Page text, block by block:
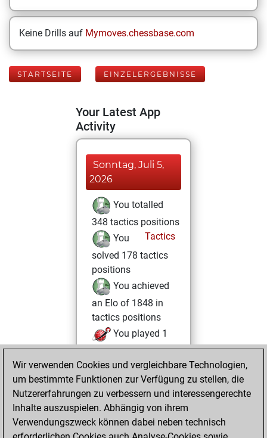
Keine Drills auf Mymoves.chessbase.com
STARTSEITE EINZELERGEBNISSE
Your Latest App
Activity
Sonntag, Juli 5,
2026
You totalled
348 tactics positions
Tactics
You
solved 178 tactics
positions
You achieved
an Elo of 1848 in
tactics positions
You played 1
blitz games
Play
You scored +0
=0 -1 in blitz
You played 1
bullet games
You scored +0
Wir verwenden Cookies und vergleichbare Technologien,
um bestimmte Funktionen zur Verfügung zu stellen, die
Nutzererfahrungen zu verbessern und interessengerechte
Inhalte auszuspielen. Abhängig von ihrem
Verwendungszweck können dabei neben technisch